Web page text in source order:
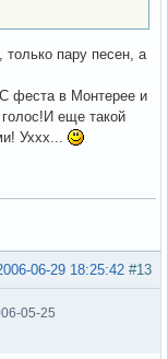
пару песен, а
феста в Монтерее и
еще такой
Уххх...
#13
06-29 18:25:42
05-25